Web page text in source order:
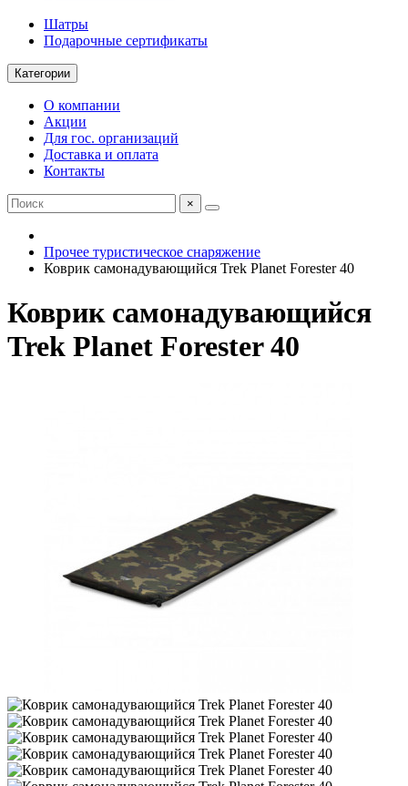
Шатры
Подарочные сертификаты
Категории
О компании
Акции
Для гос. организаций
Доставка и оплата
Контакты
×
Прочее туристическое снаряжение
Коврик самонадувающийся Trek Planet Forester 40
Коврик самонадувающийся
Trek Planet Forester 40